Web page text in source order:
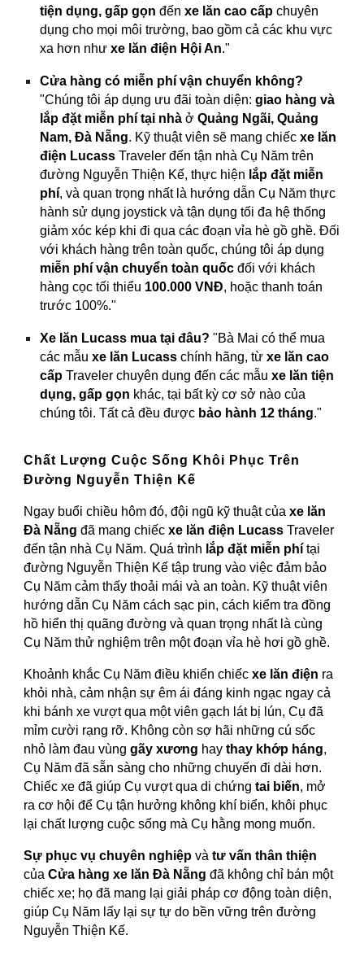
tiện dụng, gấp gọn đếnxe lăn cao cấp chuyên
dụng cho mọi môi trường, bao gồm cả các khu vực
xa hơn nhưxe lăn điện Hội An."
Cửa hàng có miễn phí vận chuyển không?
"Chúng tôi áp dụng ưu đãi toàn diện:giao hàng và
lắp đặt miễn phí tại nhà ởQuảng Ngãi, Quảng
Nam, Đà Nẵng. Kỹ thuật viên sẽ mang chiếcxe lăn
điện Lucass Traveler đến tận nhà Cụ Năm trên
đường Nguyễn Thiện Kế, thực hiện lắp đặt miễn
phí, và quan trọng nhất là hướng dẫn Cụ Năm thực
hành sử dụng joystick và tận dụng tối đa hệ thống
giảm xóc kép khi đi qua các đoạn vỉa hè gồ ghề. Đối
với khách hàng trên toàn quốc, chúng tôi áp dụng
miễn phí vận chuyển toàn quốc đối với khách
hàng cọc tối thiểu 100.000 VNĐ, hoặc thanh toán
trước 100%."
Xe lăn Lucass mua tại đâu? "Bà Mai có thể mua
các mẫuxe lăn Lucass chính hãng, từxe lăn cao
cấp Traveler chuyên dụng đến các mẫuxe lăn tiện
dụng, gấp gọn khác, tại bất kỳ cơ sở nào của
chúng tôi. Tất cả đều được bảo hành 12 tháng."
Chất Lượng Cuộc Sống Khôi Phục Trên
Đường Nguyễn Thiện Kế
Ngay buổi chiều hôm đó, đội ngũ kỹ thuật củaxe lăn
Đà Nẵng đã mang chiếcxe lăn điện Lucass Traveler
đến tận nhà Cụ Năm. Quá trình lắp đặt miễn phí tại
đường Nguyễn Thiện Kế tập trung vào việc đảm bảo
Cụ Năm cảm thấy thoải mái và an toàn. Kỹ thuật viên
hướng dẫn Cụ Năm cách sạc pin, cách kiểm tra đồng
hồ hiển thị quãng đường và quan trọng nhất là cùng
Cụ Năm thử nghiệm trên một đoạn vỉa hè hơi gồ ghề.
Khoảnh khắc Cụ Năm điều khiển chiếcxe lăn điện ra
khỏi nhà, cảm nhận sự êm ái đáng kinh ngạc ngay cả
khi bánh xe vượt qua một viên gạch lát bị lún, Cụ đã
mỉm cười rạng rỡ. Không còn sợ hãi những cú sốc
nhỏ làm đau vùnggãy xương haythay khớp háng,
Cụ Năm đã sẵn sàng cho những chuyến đi dài hơn.
Chiếc xe đã giúp Cụ vượt qua di chứngtai biến, mở
ra cơ hội để Cụ tận hưởng không khí biển, khôi phục
lại chất lượng cuộc sống mà Cụ hằng mong muốn.
Sự phục vụ chuyên nghiệp vàtư vấn thân thiện
củaCửa hàng xe lăn Đà Nẵng đã không chỉ bán một
chiếc xe; họ đã mang lại giải pháp cơ động toàn diện,
giúp Cụ Năm lấy lại sự tự do bền vững trên đường
Nguyễn Thiện Kế.